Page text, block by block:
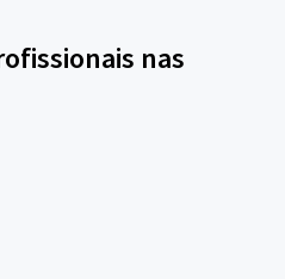
nas